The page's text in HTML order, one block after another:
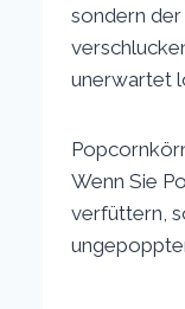
sondern
unerwartet
Wenn Sie
verfüttern,